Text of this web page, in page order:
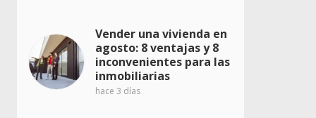
Vender una vivienda en
agosto: 8 ventajas y 8
inconvenientes para las
inmobiliarias
hace 3 días